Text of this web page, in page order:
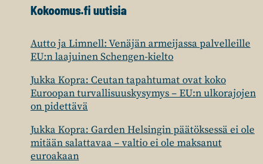
Kokoomus.fi uutisia
Autto ja Limnell: Venäjän armeijassa palvelleille
EU:n laajuinen Schengen-kielto
Jukka Kopra: Ceutan tapahtumat ovat koko
Euroopan turvallisuuskysymys – EU:n ulkorajojen
on pidettävä
Jukka Kopra: Garden Helsingin päätöksessä ei ole
mitään salattavaa – valtio ei ole maksanut
euroakaan